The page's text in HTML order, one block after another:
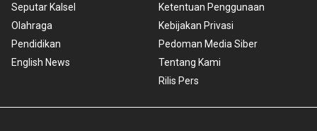
Seputar Kalsel
Olahraga
Pendidikan
English News
Ketentuan Penggunaan
Kebijakan Privasi
Pedoman Media Siber
Tentang Kami
Rilis Pers